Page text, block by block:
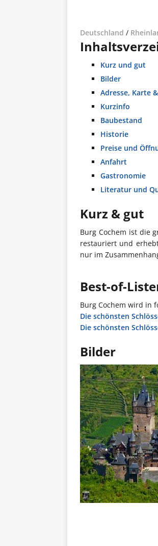
Deutschland /
Kurz und gut
Bilder
Adresse, Karte
Kurzinfo
Baubestand
Historie
Preise und
Anfahrt
Gastronomie
Literatur und
Kurz & gut
Burg Cochem ist die
restauriert und
nur im
Best-of-
Burg Cochem wird in
Die schönsten
Die schönsten
Bilder